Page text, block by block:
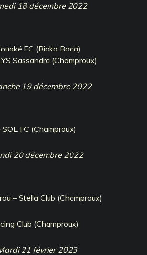
18 décembre 2022
FC (Biaka Boda)
Sassandra (Champroux)
19 décembre 2022
FC (Champroux)
20 décembre 2022
– Stella Club (Champroux)
Club (Champroux)
21 février 2023